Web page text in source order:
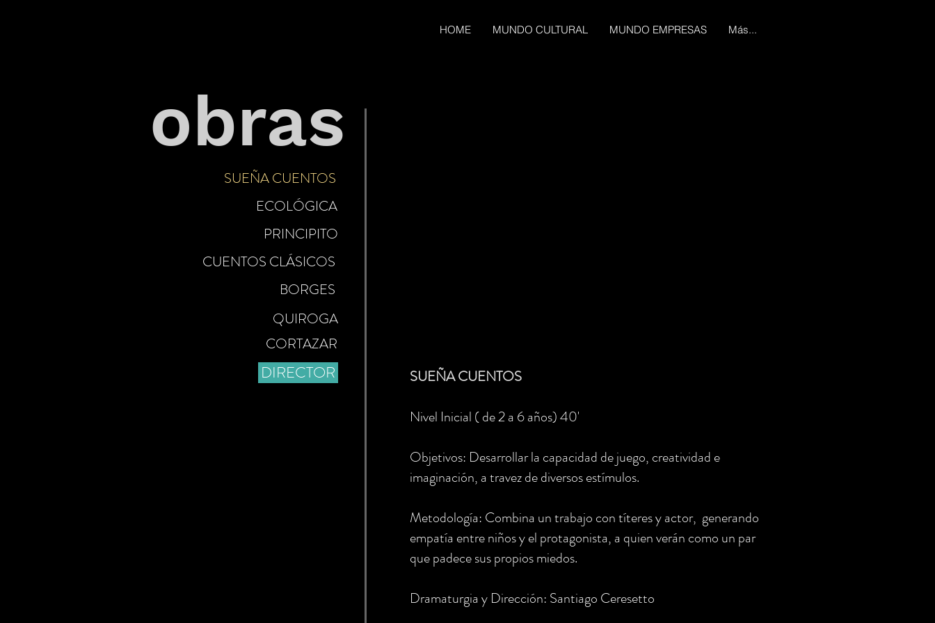
HOME MUNDO CULTURAL MUNDO EMPRESAS Más...
obras
SUEÑA CUENTOS
ECOLÓGICA
PRINCIPITO
CUENTOS CLÁSICOS
BORGES
QUIROGA
CORTAZAR
DIRECTOR
SUEÑA CUENTOS
Nivel Inicial ( de 2 a 6 años) 40'
Objetivos: Desarrollar la capacidad de juego, creatividad e
imaginación, a travez de diversos estímulos.
Metodología: Combina un trabajo con títeres y actor, generando
empatía entre niños y el protagonista, a quien verán como un par
que padece sus propios miedos.
Dramaturgia y Dirección: Santiago Ceresetto